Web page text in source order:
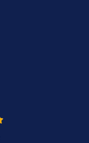
4.9 von 5